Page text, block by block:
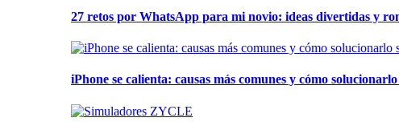
27 retos por WhatsApp para mi novio: ideas divertidas y
iPhone se calienta: causas más comunes y cómo